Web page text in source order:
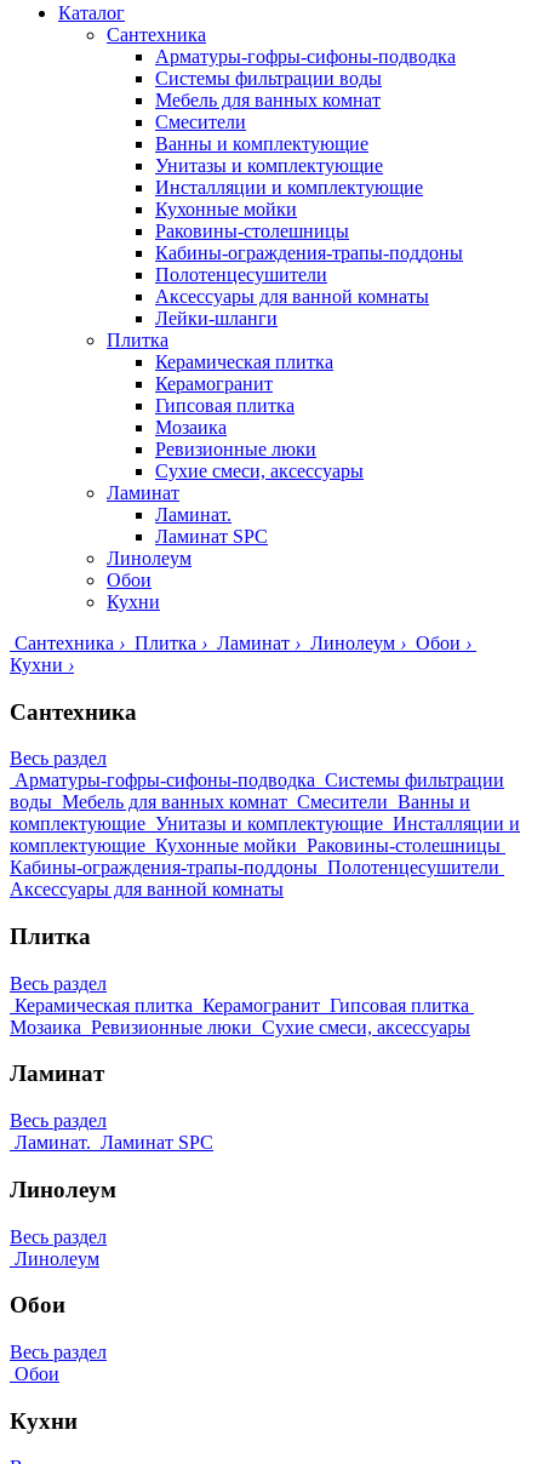
Каталог
Сантехника
Арматуры-гофры-сифоны-подводка
Системы фильтрации воды
Мебель для ванных комнат
Смесители
Ванны и комплектующие
Унитазы и комплектующие
Инсталляции и комплектующие
Кухонные мойки
Раковины-столешницы
Кабины-ограждения-трапы-поддоны
Полотенцесушители
Аксессуары для ванной комнаты
Лейки-шланги
Плитка
Керамическая плитка
Керамогранит
Гипсовая плитка
Мозаика
Ревизионные люки
Сухие смеси, аксессуары
Ламинат
Ламинат.
Ламинат SPC
Линолеум
Обои
Кухни
Сантехника › Плитка › Ламинат › Линолеум › Обои ›
Кухни ›
Сантехника
Весь раздел
Арматуры-гофры-сифоны-подводка Системы фильтрации
воды Мебель для ванных комнат Смесители Ванны и
комплектующие Унитазы и комплектующие Инсталляции и
комплектующие Кухонные мойки Раковины-столешницы
Кабины-ограждения-трапы-поддоны Полотенцесушители
Аксессуары для ванной комнаты
Плитка
Весь раздел
Керамическая плитка Керамогранит Гипсовая плитка
Мозаика Ревизионные люки Сухие смеси, аксессуары
Ламинат
Весь раздел
Ламинат. Ламинат SPC
Линолеум
Весь раздел
Линолеум
Обои
Весь раздел
Обои
Кухни